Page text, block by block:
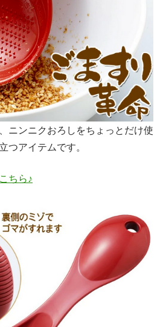
ニンニクおろしをちょっとだけ使
つアイテムです。
ちら♪